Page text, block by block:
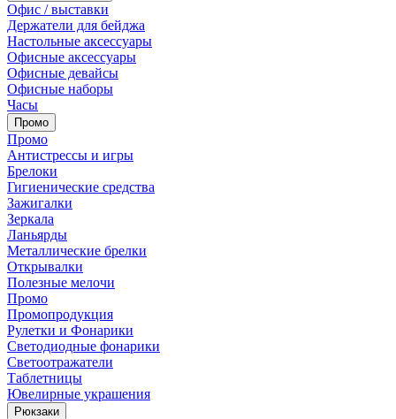
Офис / выставки
Держатели для бейджа
Настольные аксессуары
Офисные аксессуары
Офисные девайсы
Офисные наборы
Часы
Промо
Промо
Антистрессы и игры
Брелоки
Гигиенические средства
Зажигалки
Зеркала
Ланьярды
Металлические брелки
Открывалки
Полезные мелочи
Промо
Промопродукция
Рулетки и Фонарики
Светодиодные фонарики
Светоотражатели
Таблетницы
Ювелирные украшения
Рюкзаки